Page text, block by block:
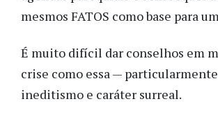
mesmos FATOS como base para
É muito difícil dar conselhos em
crise como essa —
ineditismo e caráter surreal.